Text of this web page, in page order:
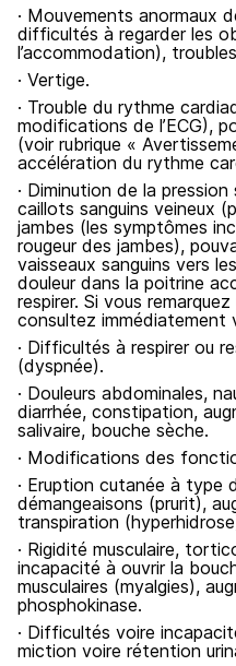
· Mouvements anormaux
difficultés à regarder les
l’accommodation),
· Vertige.
· Trouble du rythme
modifications de l’ECG),
(voir rubrique «
accélération du rythme
· Diminution de la
caillots sanguins veineux
jambes (les symptômes
rougeur des jambes),
vaisseaux sanguins vers
douleur dans la poitrine
respirer. Si vous
consultez immédiatement
· Difficultés à respirer ou
(dyspnée).
· Douleurs abdominales,
diarrhée, constipation,
salivaire, bouche sèche.
· Modifications des
· Eruption cutanée à type
démangeaisons (prurit),
transpiration
· Rigidité musculaire,
incapacité à ouvrir la
musculaires (myalgies),
phosphokinase.
· Difficultés voire
miction voire rétention